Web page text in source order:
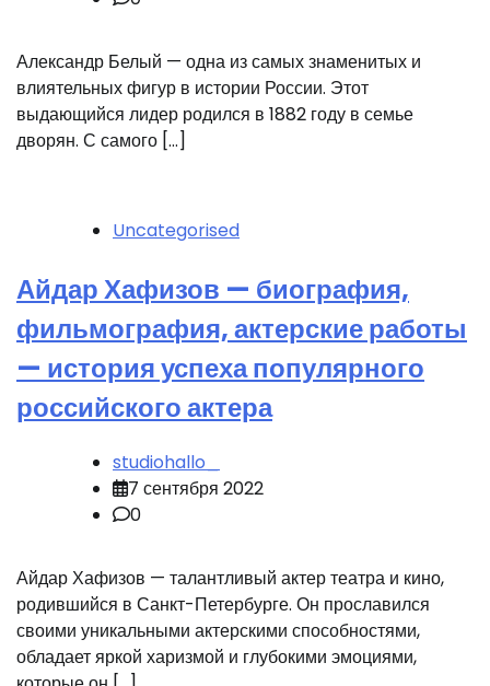
Александр Белый — одна из самых знаменитых и
влиятельных фигур в истории России. Этот
выдающийся лидер родился в 1882 году в семье
дворян. С самого […]
Uncategorised
Айдар Хафизов — биография,
фильмография, актерские работы
— история успеха популярного
российского актера
studiohallo_
7 сентября 2022
0
Айдар Хафизов — талантливый актер театра и кино,
родившийся в Санкт-Петербурге. Он прославился
своими уникальными актерскими способностями,
обладает яркой харизмой и глубокими эмоциями,